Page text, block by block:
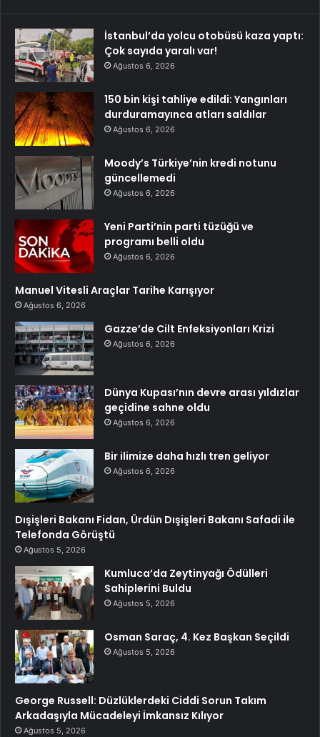
İstanbul’da yolcu otobüsü kaza yaptı:
Çok sayıda yaralı var!
Ağustos 6, 2026
150 bin kişi tahliye edildi: Yangınları
durduramayınca atları saldılar
Ağustos 6, 2026
Moody’s Türkiye’nin kredi notunu
güncellemedi
Ağustos 6, 2026
Yeni Parti’nin parti tüzüğü ve
programı belli oldu
Ağustos 6, 2026
Manuel Vitesli Araçlar Tarihe Karışıyor
Ağustos 6, 2026
Gazze’de Cilt Enfeksiyonları Krizi
Ağustos 6, 2026
Dünya Kupası’nın devre arası yıldızlar
geçidine sahne oldu
Ağustos 6, 2026
Bir ilimize daha hızlı tren geliyor
Ağustos 6, 2026
Dışişleri Bakanı Fidan, Ürdün Dışişleri Bakanı Safadi ile
Telefonda Görüştü
Ağustos 5, 2026
Kumluca’da Zeytinyağı Ödülleri
Sahiplerini Buldu
Ağustos 5, 2026
Osman Saraç, 4. Kez Başkan Seçildi
Ağustos 5, 2026
George Russell: Düzlüklerdeki Ciddi Sorun Takım
Arkadaşıyla Mücadeleyi İmkansız Kılıyor
Ağustos 5, 2026